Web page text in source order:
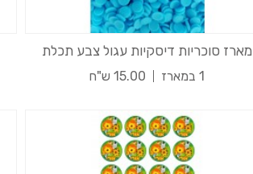
מארז סוכריות דיסקיות עגול צבע תכלת
1 במארז 15.00 ש"ח